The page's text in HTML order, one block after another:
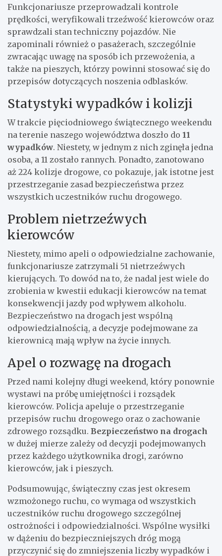
Funkcjonariusze przeprowadzali kontrole
prędkości, weryfikowali trzeźwość kierowców oraz
sprawdzali stan techniczny pojazdów. Nie
zapominali również o pasażerach, szczególnie
zwracając uwagę na sposób ich przewożenia, a
także na pieszych, którzy powinni stosować się do
przepisów dotyczących noszenia odblasków.
Statystyki wypadków i kolizji
W trakcie pięciodniowego świątecznego weekendu
na terenie naszego województwa doszło do 11
wypadków. Niestety, w jednym z nich zginęła jedna
osoba, a 11 zostało rannych. Ponadto, zanotowano
aż 224 kolizje drogowe, co pokazuje, jak istotne jest
przestrzeganie zasad bezpieczeństwa przez
wszystkich uczestników ruchu drogowego.
Problem nietrzeźwych
kierowców
Niestety, mimo apeli o odpowiedzialne zachowanie,
funkcjonariusze zatrzymali 51 nietrzeźwych
kierujących. To dowód na to, że nadal jest wiele do
zrobienia w kwestii edukacji kierowców na temat
konsekwencji jazdy pod wpływem alkoholu.
Bezpieczeństwo na drogach jest wspólną
odpowiedzialnością, a decyzje podejmowane za
kierownicą mają wpływ na życie innych.
Apel o rozwagę na drogach
Przed nami kolejny długi weekend, który ponownie
wystawi na próbę umiejętności i rozsądek
kierowców. Policja apeluje o przestrzeganie
przepisów ruchu drogowego oraz o zachowanie
zdrowego rozsądku. Bezpieczeństwo na drogach
w dużej mierze zależy od decyzji podejmowanych
przez każdego użytkownika drogi, zarówno
kierowców, jak i pieszych.
Podsumowując, świąteczny czas jest okresem
wzmożonego ruchu, co wymaga od wszystkich
uczestników ruchu drogowego szczególnej
ostrożności i odpowiedzialności. Wspólne wysiłki
w dążeniu do bezpieczniejszych dróg mogą
przyczynić się do zmniejszenia liczby wypadków i